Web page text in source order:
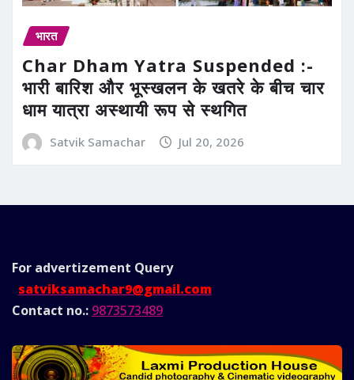
भारत
Char Dham Yatra Suspended :-
भारी बारिश और भूस्खलन के खतरे के बीच चार
धाम यात्रा अस्थायी रूप से स्थगित
Satvik Samachar Jul 20, 2026
For advertizement Query
satviksamachar9@gmail.com
Contact no.: 9873573489